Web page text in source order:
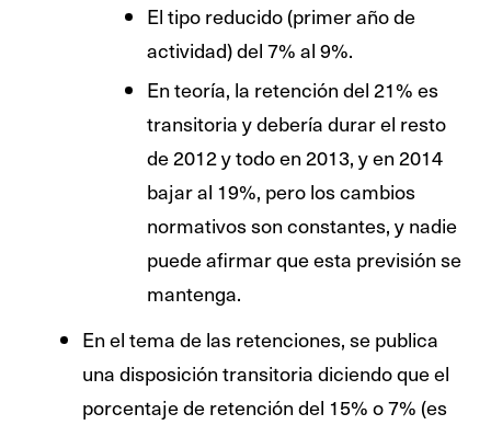
El tipo reducido (primer año de
actividad) del 7% al 9%.
En teoría, la retención del 21% es
transitoria y debería durar el resto
de 2012 y todo en 2013, y en 2014
bajar al 19%, pero los cambios
normativos son constantes, y nadie
puede afirmar que esta previsión se
mantenga.
En el tema de las retenciones, se publica
una disposición transitoria diciendo que el
porcentaje de retención del 15% o 7% (es